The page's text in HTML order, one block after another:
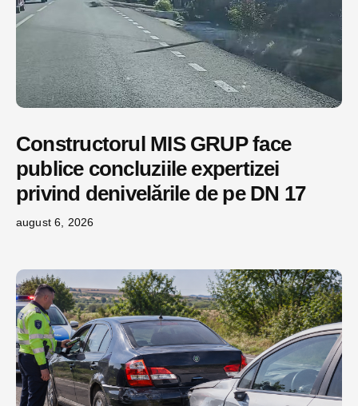
Constructorul MIS GRUP face
publice concluziile expertizei
privind denivelările de pe DN 17
august 6, 2026